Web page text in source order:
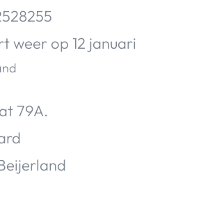
weer op 12 januari
79A.